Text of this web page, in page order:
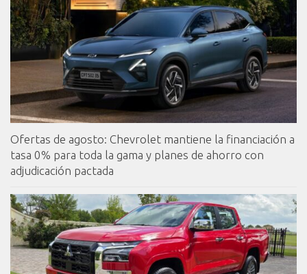
Ofertas de agosto: Chevrolet mantiene la financiación a
tasa 0% para toda la gama y planes de ahorro con
adjudicación pactada